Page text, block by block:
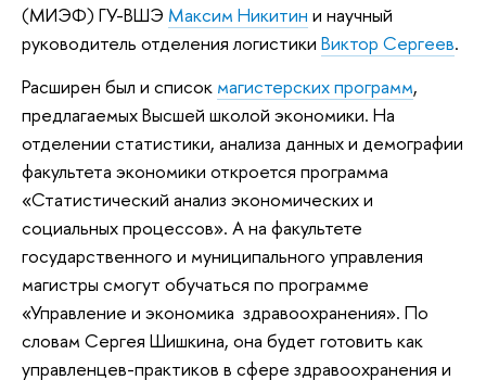
(МИЭФ) ГУ-ВШЭ Максим Никитин и научный
руководитель отделения логистики Виктор Сергеев.
Расширен был и список магистерских программ,
предлагаемых Высшей школой экономики. На
отделении статистики, анализа данных и демографии
факультета экономики откроется программа
«Статистический анализ экономических и
социальных процессов». А на факультете
государственного и муниципального управления
магистры смогут обучаться по программе
«Управление и экономика здравоохранения». По
словам Сергея Шишкина, она будет готовить как
управленцев-практиков в сфере здравоохранения и